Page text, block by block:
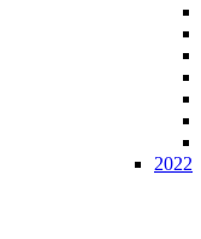
2022